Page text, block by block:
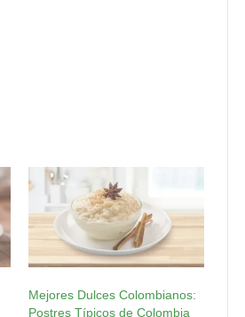
Mejores Dulces Colombianos:
Postres Típicos de Colombia